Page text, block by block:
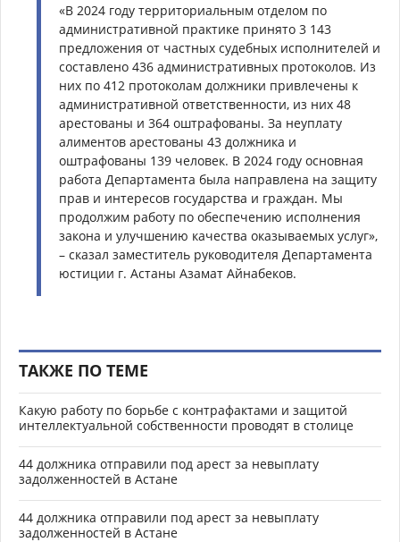
«В 2024 году территориальным отделом по
административной практике принято 3 143
предложения от частных судебных исполнителей и
составлено 436 административных протоколов. Из
них по 412 протоколам должники привлечены к
административной ответственности, из них 48
арестованы и 364 оштрафованы. За неуплату
алиментов арестованы 43 должника и
оштрафованы 139 человек. В 2024 году основная
работа Департамента была направлена на защиту
прав и интересов государства и граждан. Мы
продолжим работу по обеспечению исполнения
закона и улучшению качества оказываемых услуг»,
– сказал заместитель руководителя Департамента
юстиции г. Астаны Азамат Айнабеков.
ТАКЖЕ ПО ТЕМЕ
Какую работу по борьбе с контрафактами и защитой
интеллектуальной собственности проводят в столице
44 должника отправили под арест за невыплату
задолженностей в Астане
44 должника отправили под арест за невыплату
задолженностей в Астане